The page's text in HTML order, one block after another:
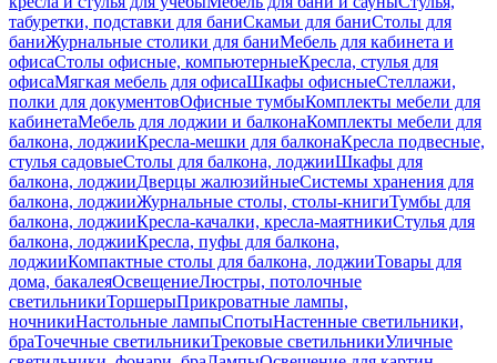
табуретки, подставки для баниСкамьи для баниСтолы для
баниЖурнальные столики для баниМебель для кабинета и
офисаСтолы офисные, компьютерныеКресла, стулья для
офисаМягкая мебель для офисаШкафы офисныеСтеллажи,
полки для документовОфисные тумбыКомплекты мебели для
кабинетаМебель для лоджии и балконаКомплекты мебели для
балкона, лоджииКресла-мешки для балконаКресла подвесные,
стулья садовыеСтолы для балкона, лоджииШкафы для
балкона, лоджииДверцы жалюзийныеСистемы хранения для
балкона, лоджииЖурнальные столы, столы-книгиТумбы для
балкона, лоджииКресла-качалки, кресла-маятникиСтулья для
балкона, лоджииКресла, пуфы для балкона,
лоджииКомпактные столы для балкона, лоджииТовары для
дома, бакалеяОсвещениеЛюстры, потолочные
светильникиТоршерыПрикроватные лампы,
ночникиНастольные лампыСпотыНастенные светильники,
браТочечные светильникиТрековые светильникиУличные